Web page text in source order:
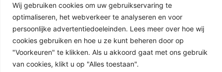
Wij gebruiken cookies om uw gebruikservaring te
optimaliseren, het webverkeer te analyseren en voor
persoonlijke advertentiedoeleinden. Lees meer over hoe wij
cookies gebruiken en hoe u ze kunt beheren door op
"Voorkeuren" te klikken. Als u akkoord gaat met ons gebruik
van cookies, klikt u op "Alles toestaan".
casino
in 2026